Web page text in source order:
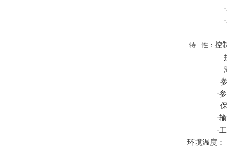
特
性： 控
·
·
·
环境温度：